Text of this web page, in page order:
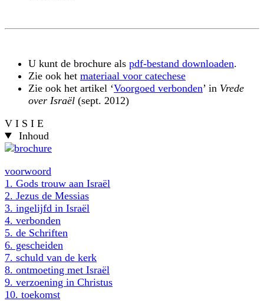
U kunt de brochure als pdf-bestand downloaden.
Zie ook het materiaal voor catechese
Zie ook het artikel ‘Voorgoed verbonden’ in Vrede
over Israël (sept. 2012)
V I S I E
Inhoud
voorwoord
1. Gods trouw aan Israël
2. Jezus de Messias
3. ingelijfd in Israël
4. verbonden
5. de Schriften
6. gescheiden
7. schuld van de kerk
8. ontmoeting met Israël
9. verzoening in Christus
10. toekomst